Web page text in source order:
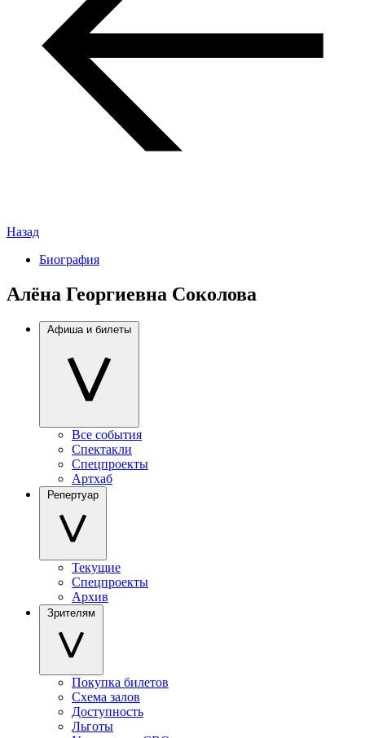
Назад
Биография
Алёна Георгиевна Соколова
Афиша и билеты
Все события
Спектакли
Спецпроекты
Артхаб
Репертуар
Текущие
Спецпроекты
Архив
Зрителям
Покупка билетов
Схема залов
Доступность
Льготы